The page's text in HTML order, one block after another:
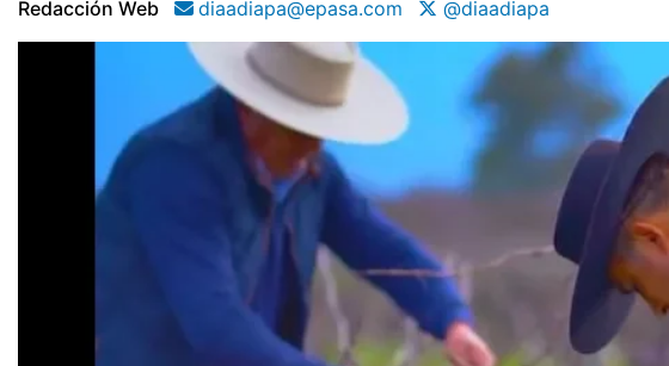
Redacción Web
diaadiapa@epasa.com @diaadiapa